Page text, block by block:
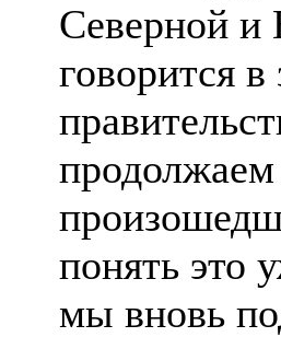
Северной
говорится в
продолжаем
понять это
мы вновь